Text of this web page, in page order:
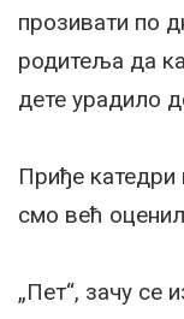
прозивати по
родитеља да
дете урадило
Приђе
смо већ
„Пет“, зачу се